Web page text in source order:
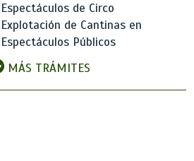
Espectáculos de Circo
Explotación de Cantinas en
Espectáculos Públicos
MÁS TRÁMITES